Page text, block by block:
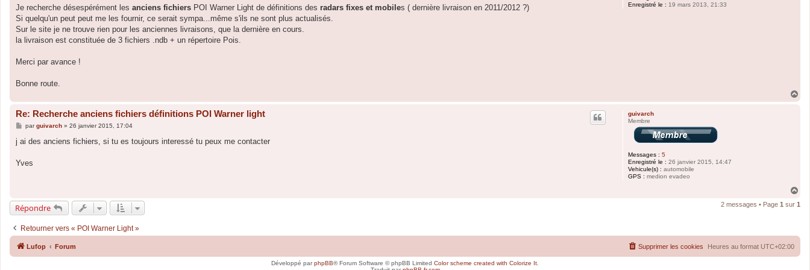
Enregistré le : 19 mars 2013, 21:33
g
Je recherche désespérément les anciens fichiers POI Warner Light de définitions des radars fixes et mobiles ( dernière livraison en 2011/2012 ?)
Si quelqu'un peut peut me les fournir, ce serait sympa...même s'ils ne sont plus actualisés.
Sur le site je ne trouve rien pour les anciennes livraisons, que la dernière en cours.
la livraison est constituée de 3 fichiers .ndb + un répertoire Pois.
Merci par avance !
Bonne route.
guivarch
Membre
Messages : 5
Enregistré le : 26 janvier 2015, 14:47
Vehicule(s) : automobile
GPS : medion evadeo
Re: Recherche anciens fichiers définitions POI Warner light
M
s
g
parguivarch» 26 janvier 2015, 17:04
j ai des anciens fichiers, si tu es toujours interessé tu peux me contacter
Yves
u
Répondre 2 messages • Page 1 sur 1
Retourner vers « POI Warner Light »
Lufop Forum Heures au format UTC+02:00
Supprimer les cookies
Développé parphpBB® Forum Software © phpBB Limited Color scheme created with Colorize It